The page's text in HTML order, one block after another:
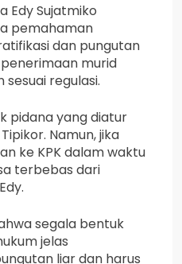
Edy Sujatmiko
pemahaman
dan pungutan
murid
regulasi.
pidana yang diatur
Namun, jika
ke KPK dalam waktu
terbebas dari
segala bentuk
jelas
liar dan harus